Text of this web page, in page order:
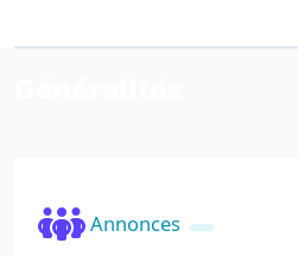
Panneau latéral
Annonces Forum